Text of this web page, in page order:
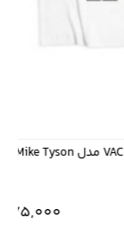
9,075,000